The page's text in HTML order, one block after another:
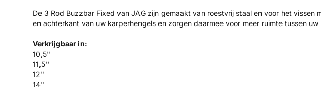
De 3 Rod Buzzbar Fixed van JAG zijn gemaakt van roestvrij staal en voor het
en achterkant van uw karperhengels en zorgen daarmee voor meer ruimte tussen uw
Verkrijgbaar in:
10,5''
11,5''
12''
14''